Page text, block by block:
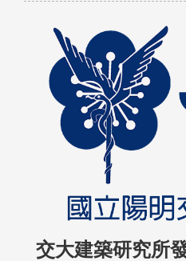
交大建築研究所